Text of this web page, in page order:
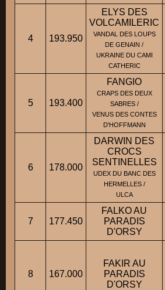
4 193.950
ELYS DES
VOLCAMILERIC
VANDAL DES LOUPS
DE GENAIN /
UKRAINE DU CAMI
CATHERIC
5 193.400
FANGIO
CRAPS DES DEUX
SABRES /
VENUS DES CONTES
D'HOFFMANN
6 178.000
DARWIN DES
CROCS
SENTINELLES
UDEX DU BANC DES
HERMELLES /
ULCA
7 177.450
FALKO AU
PARADIS
D'ORSY
8 167.000
FAKIR AU
PARADIS
D'ORSY